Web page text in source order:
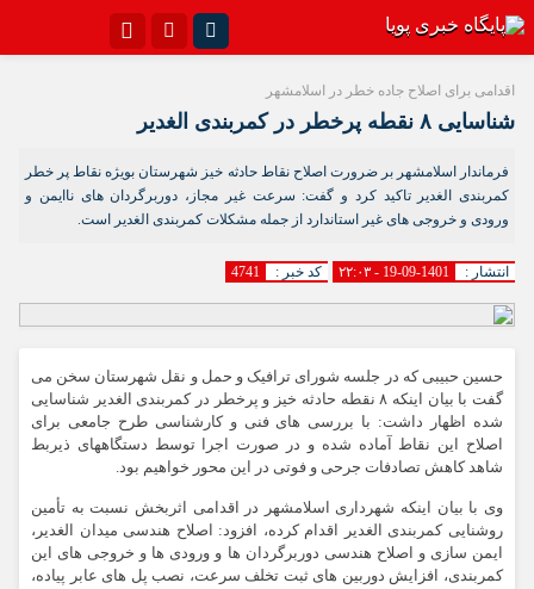
سروش ایتا
آپارات اپلیکیشن
اقدامی برای اصلاح جاده خطر در اسلامشهر
شناسایی ۸ نقطه پرخطر در کمربندی الغدیر
فرماندار اسلامشهر بر ضرورت اصلاح نقاط حادثه خیز شهرستان بویژه نقاط پر خطر
کمربندی الغدیر تاکید کرد و گفت: سرعت غیر مجاز، دوربرگردان های ناایمن و
ورودی و خروجی های غیر استاندارد از جمله مشکلات کمربندی الغدیر است.
انتشار : 1401-09-19 - ۲۲:۰۳ کد خبر : 4741
حسین حبیبی که در جلسه شورای ترافیک و حمل و نقل شهرستان سخن می
گفت با بیان اینکه ۸ نقطه حادثه خیز و پرخطر در کمربندی الغدیر شناسایی
شده اظهار داشت: با بررسی های فنی و کارشناسی طرح جامعی برای
اصلاح این نقاط آماده شده و در صورت اجرا توسط دستگاههای ذیربط
شاهد کاهش تصادفات جرحی و فوتی در این محور خواهیم بود.
وی با بیان اینکه شهرداری اسلامشهر در اقدامی اثربخش نسبت به تأمین
روشنایی کمربندی الغدیر اقدام کرده، افزود: اصلاح هندسی میدان الغدیر،
ایمن سازی و اصلاح هندسی دوربرگردان ها و ورودی ها و خروجی های این
کمربندی، افزایش دوربین های ثبت تخلف سرعت، نصب پل های عابر پیاده،